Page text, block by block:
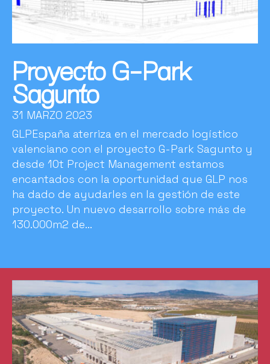
Proyecto G-Park
Sagunto
31 MARZO 2023
GLPEspaña aterriza en el mercado logístico
valenciano con el proyecto G-Park Sagunto y
desde 10t Project Management estamos
encantados con la oportunidad que GLP nos
ha dado de ayudarles en la gestión de este
proyecto. Un nuevo desarrollo sobre más de
130.000m2 de...